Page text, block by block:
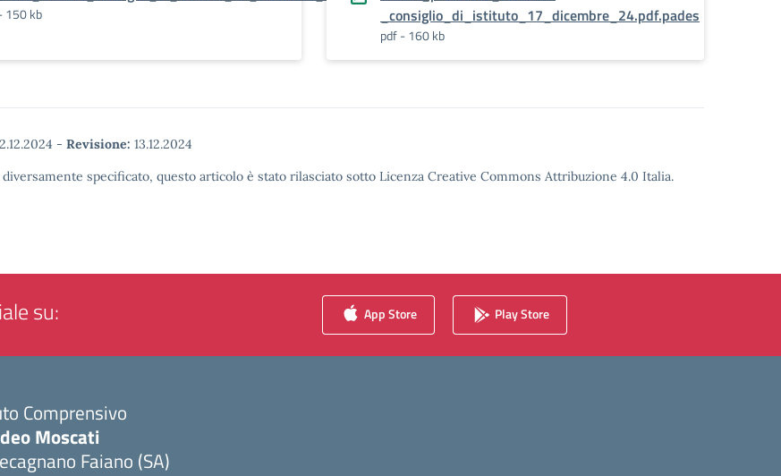
150 kb
_consiglio_di_istituto_17_dicembre_24.pdf.pades
pdf - 160 kb
- Revisione: 13.12.2024
specificato, questo articolo è stato rilasciato sotto Licenza Creative Commons Attribuzione 4.0 Italia.
su: App Store Play Store
Comprensivo
Moscati
Faiano (SA)